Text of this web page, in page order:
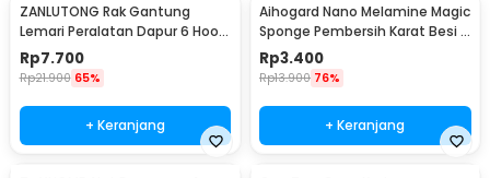
ZANLUTONG Rak Gantung
Lemari Peralatan Dapur 6 Hook
Besi - 2137
Rp7.700
Rp21.900 65%
+ Keranjang
Aihogard Nano Melamine Magic
Sponge Pembersih Karat Besi -
CW62
Rp3.400
Rp13.900 76%
+ Keranjang